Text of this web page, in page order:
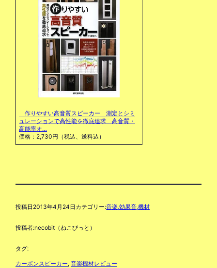
作りやすい高音質スピーカー 測定とシミ
ュレーションで高性能を徹底追求 高音質・
高能率オ…
価格：2,730円（税込、送料込）
投稿日 2013年4月24日 カテゴリー:音楽,効果音,機材
投稿者:necobit（ねこびっと）
タグ:
カーボンスピーカー, 音楽機材レビュー